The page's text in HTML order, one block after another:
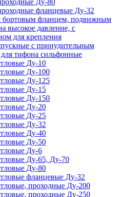
фланцевые Ду-32
бортовым фланцем, подвижным
высокое давление, с
для крепления
с принудительным
тифона сильфонные
Ду-10
Ду-100
Ду-125
Ду-15
Ду-150
Ду-20
Ду-25
Ду-32
Ду-40
Ду-50
Ду-6
Ду-65, Ду-70
Ду-80
фланцевые Ду-32
проходные Ду-200
проходные Ду-250